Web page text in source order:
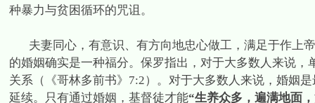
种暴力与贫困循环的咒诅。
夫妻同心，有意识、有方向地忠心做工，满足于作上
的婚姻确实是一种福分。保罗指出，对于大多数人来说
关系（《哥林多前书》 7:2）。对于大多数人来说，婚姻
延续。只有通过婚姻，基督徒才能“生养众多，遍满地面